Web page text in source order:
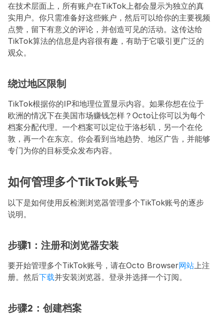
在技术层面上，所有账户在TikTok上都会显示为独立的真
实用户。你只需准备好这些账户，然后可以给你的主要视频
点赞，留下有意义的评论，并创造可见的活动。这传达给
TikTok算法的信息是内容很有趣，有助于它吸引更广泛的
观众。
绕过地区限制
TikTok根据你的IP和地理位置显示内容。如果你想在位于
欧洲的情况下在美国市场赚钱怎样？Octo让你可以为每个
档案分配代理。一个档案可以定位于洛杉矶，另一个在伦
敦，再一个在东京。你会看到当地趋势、地区广告，并能够
专门为你的目标受众发布内容。
如何管理多个TikTok账号
以下是如何使用反检测浏览器管理多个TikTok账号的逐步
说明。
步骤1：注册和浏览器安装
要开始管理多个TikTok账号，请在Octo Browser网站上注
册。然后下载并安装浏览器。登录并选择一个订阅。
步骤2：创建档案